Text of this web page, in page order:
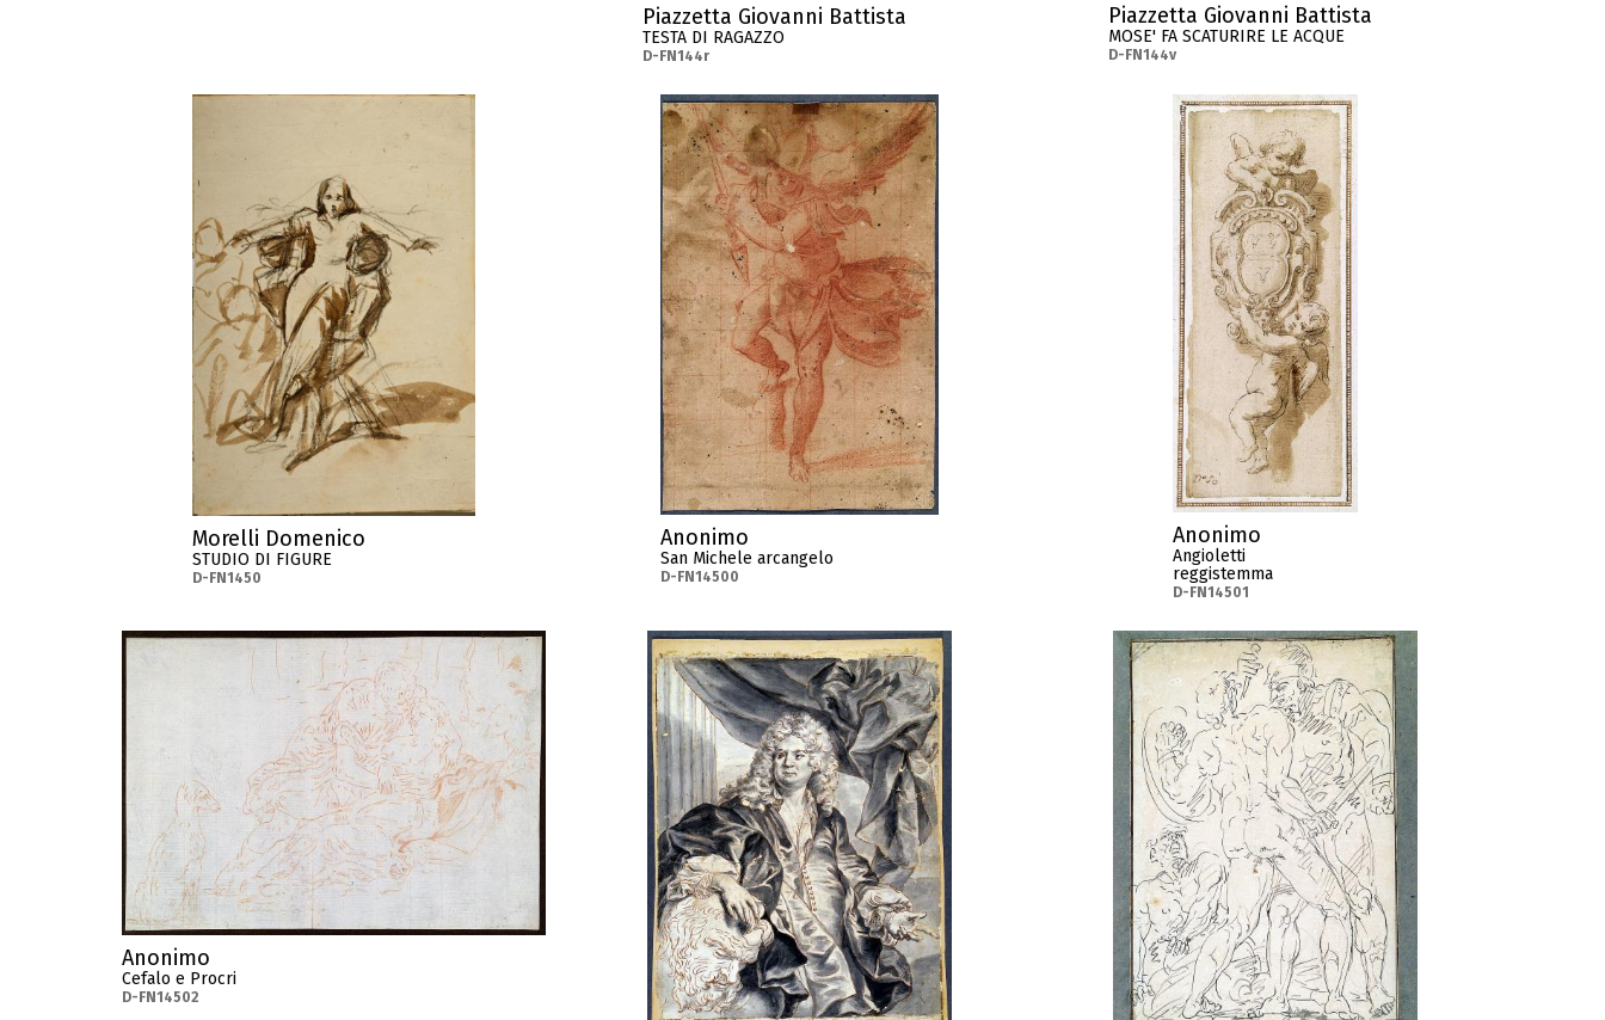
Piazzetta Giovanni Battista
TESTA DI RAGAZZO
D-FN144r
Piazzetta Giovanni Battista
MOSE' FA SCATURIRE LE ACQUE
D-FN144v
Morelli Domenico
STUDIO DI FIGURE
D-FN1450
Anonimo
San Michele arcangelo
D-FN14500
Anonimo
Angioletti
reggistemma
D-FN14501
Anonimo
Cefalo e Procri
D-FN14502